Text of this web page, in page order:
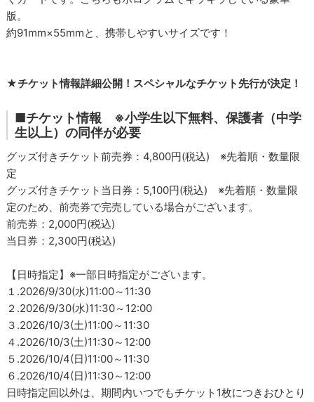
版。
約91mm×55mmと、携帯しやすいサイズです！
★チケット情報詳細公開！スペシャルなチケット先行が決定！
■チケット情報 ※小学生以下無料、保護者（中学
生以上）の同伴が必要
グッズ付きチケット前売券：4,800円(税込) ※先着順・数量限
定
グッズ付きチケット当日券：5,100円(税込) ※先着順・数量限
定のため、前売券で完売している場合がございます。
前売券：2,000円(税込)
当日券：2,300円(税込)
【日時指定】※一部日時指定がございます。
１.2026/9/30(水)11:00～11:30
２.2026/9/30(水)11:30～12:00
３.2026/10/3(土)11:00～11:30
４.2026/10/3(土)11:30～12:00
５.2026/10/4(日)11:00～11:30
６.2026/10/4(日)11:30～12:00
日時指定回以外は、期間内いつでもチケット1枚につきおひとり